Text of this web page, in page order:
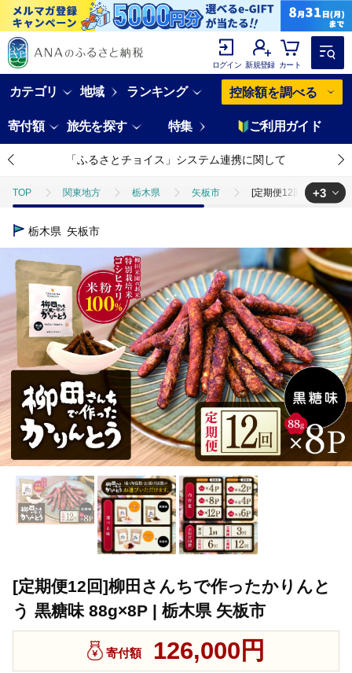
ログイン 新規登録 カート
カテゴリ 地域 ランキング 控除額を調べる
寄付額 旅先を探す 特集 ご利用ガイド
「ふるさとチョイス」システム連携に関して
TOP 関東地方 栃木県 矢板市 [定期便12回]柳田さん
TOP
和菓子 [定期便12
TOP パン・菓子類 洋菓子 ほかの洋菓子 [定期便12
+3
栃木県 矢板市
[定期便12回]柳田さんちで作ったかりんと
う 黒糖味 88g×8P | 栃木県 矢板市
寄付額 126,000円